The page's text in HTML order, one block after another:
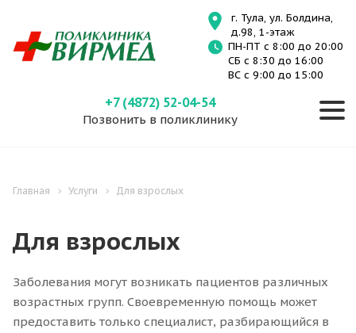
г. Тула, ул. Болдина,
д.98, 1-этаж
ПН-ПТ с 8:00 до 20:00
СБ с 8:30 до 16:00
ВС с 9:00 до 15:00
+7 (4872) 52-04-54
Позвонить в поликлинику
Главная Услуги Для взрослых
Для взрослых
Заболевания могут возникать пациентов различных
возрастных групп. Своевременную помощь может
предоставить только специалист, разбирающийся в